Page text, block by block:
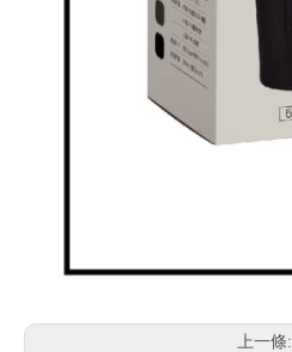
上一條: